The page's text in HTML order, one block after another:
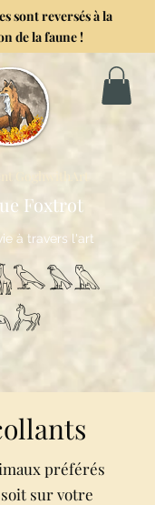
Foxtrot
à travers l'art
sont reversés à la
de la faune !
préférés
soit sur votre